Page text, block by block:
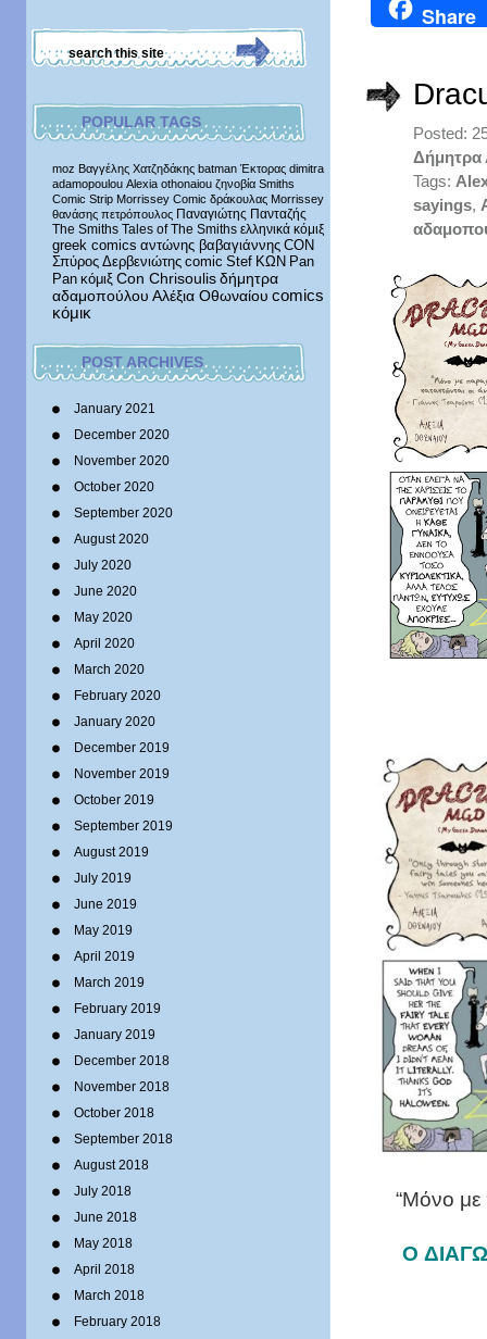
POPULAR TAGS
moz Βαγγέλης Χατζηδάκης batman Έκτορας dimitra
adamopoulou Alexia othonaiou ζηνοβία Smiths
Comic Strip Morrissey Comic δράκουλας Morrissey
θανάσης πετρόπουλος Παναγιώτης Πανταζής
The Smiths Tales of The Smiths ελληνικά κόμιξ
greek comics αντώνης βαβαγιάννης CON
Σπύρος Δερβενιώτης comic Stef ΚΩΝ Pan
Pan κόμιξ Con Chrisoulis δήμητρα
αδαμοπούλου Αλέξια Οθωναίου comics
κόμικ
POST ARCHIVES
January 2021
December 2020
November 2020
October 2020
September 2020
August 2020
July 2020
June 2020
May 2020
April 2020
March 2020
February 2020
January 2020
December 2019
November 2019
October 2019
September 2019
August 2019
July 2019
June 2019
May 2019
April 2019
March 2019
February 2019
January 2019
December 2018
November 2018
October 2018
September 2018
August 2018
July 2018
June 2018
May 2018
April 2018
March 2018
February 2018
Share
Posted:
Δήμητρα
Tags:
sayings,
“Μόνο με
O